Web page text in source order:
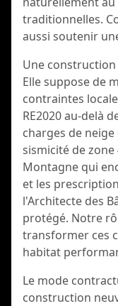
traditionnelles.
aussi soutenir
Une
Elle suppose de
contraintes
RE2020 au-delà
charges de
sismicité de
Montagne qui
et les
l'Architecte des
protégé. Notre
transformer ces
habitat
Le mode
construction